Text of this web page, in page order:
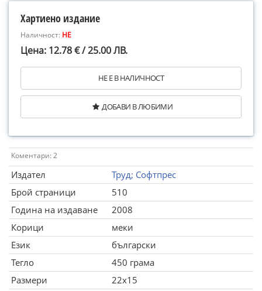
Хартиено издание
Наличност: НЕ
Цена: 12.78 € / 25.00 ЛВ.
НЕ Е В НАЛИЧНОСТ
ДОБАВИ В ЛЮБИМИ
Коментари: 2
Издател
Труд; Софтпрес
Брой страници
510
Година на издаване
2008
Корици
меки
Език
български
Тегло
450 грама
Размери
22x15